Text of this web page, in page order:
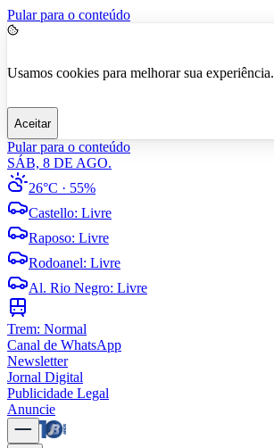
Pular para o conteúdo
Usamos cookies para melhorar sua experiência.
Aceitar
Pular para o conteúdo
SÁB, 8 DE AGO.
26°C · 55%
Castello: Livre
Raposo: Livre
Rodoanel: Livre
Al. Rio Negro: Livre
Trem: Normal
Canal de WhatsApp
Newsletter
Jornal Digital
Publicidade Legal
Anuncie